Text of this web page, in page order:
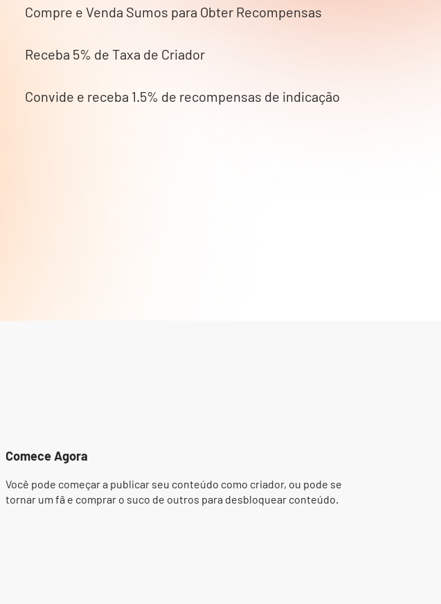
Compre e Venda Sumos para Obter Recompensas
Receba 5% de Taxa de Criador
Convide e receba 1.5% de recompensas de indicação
Comece Agora
Você pode começar a publicar seu conteúdo como criador, ou pode se
tornar um fã e comprar o suco de outros para desbloquear conteúdo.